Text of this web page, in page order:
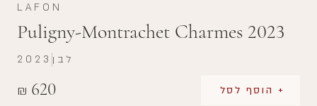
LAFON
Puligny-Montrachet Charmes 2023
₪ 620 + הוסף לסל
2023 לבן